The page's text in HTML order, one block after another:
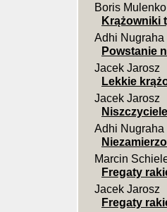
Boris
Krążowniki
Adhi Nugraha
Powstanie
Jacek Jarosz
Lekkie
Jacek Jarosz
Adhi Nugraha
Marcin
Fregaty
Jacek Jarosz
Fregaty